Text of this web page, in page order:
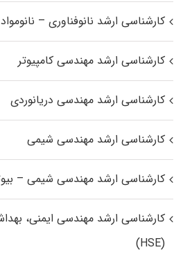
کارشناسی ارشد نانوفناوری – نانومواد
کارشناسی ارشد مهندسی کامپیوتر
کارشناسی ارشد مهندسی دریانوردی
کارشناسی ارشد مهندسی شیمی
کارشناسی ارشد مهندسی شیمی –
کارشناسی ارشد مهندسی ایمنی،
(HSE)